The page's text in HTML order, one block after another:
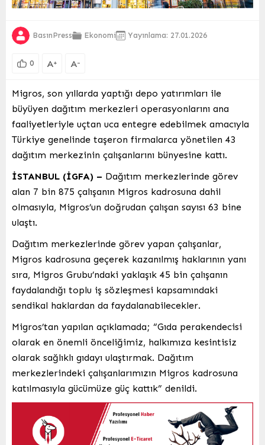
BasınPress Ekonomi Yayınlama: 27.01.2026
0 A+ A-
Migros, son yıllarda yaptığı depo yatırımları ile
büyüyen dağıtım merkezleri operasyonlarını ana
faaliyetleriyle uçtan uca entegre edebilmek amacıyla
Türkiye genelinde taşeron firmalarca yönetilen 43
dağıtım merkezinin çalışanlarını bünyesine kattı.
İSTANBUL (İGFA) – Dağıtım merkezlerinde görev
alan 7 bin 875 çalışanın Migros kadrosuna dahil
olmasıyla, Migros’un doğrudan çalışan sayısı 63 bine
ulaştı.
Dağıtım merkezlerinde görev yapan çalışanlar,
Migros kadrosuna geçerek kazanılmış haklarının yanı
sıra, Migros Grubu’ndaki yaklaşık 45 bin çalışanın
faydalandığı toplu iş sözleşmesi kapsamındaki
sendikal haklardan da faydalanabilecekler.
Migros’tan yapılan açıklamada; “Gıda perakendecisi
olarak en önemli önceliğimiz, halkımıza kesintisiz
olarak sağlıklı gıdayı ulaştırmak. Dağıtım
merkezlerindeki çalışanlarımızın Migros kadrosuna
katılmasıyla gücümüze güç kattık” denildi.